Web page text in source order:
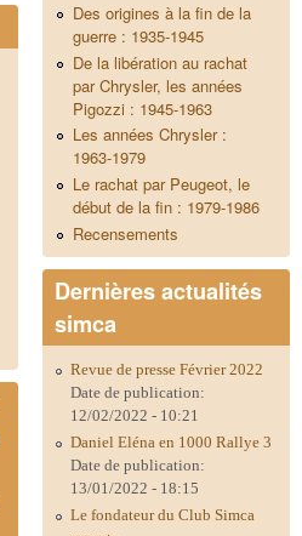
Des origines à la fin de la
guerre : 1935-1945
De la libération au rachat
par Chrysler, les années
Pigozzi : 1945-1963
Les années Chrysler :
1963-1979
Le rachat par Peugeot, le
début de la fin : 1979-1986
Recensements
Dernières actualités
simca
Revue de presse Février 2022
Date de publication:
12/02/2022 - 10:21
Daniel Eléna en 1000 Rallye 3
Date de publication:
13/01/2022 - 18:15
Le fondateur du Club Simca